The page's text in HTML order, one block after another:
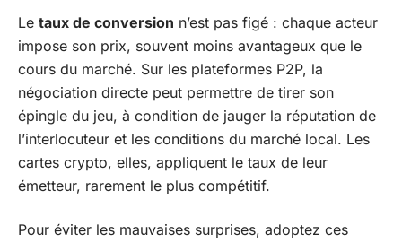
Le taux de conversion n’est pas figé : chaque acteur
impose son prix, souvent moins avantageux que le
cours du marché. Sur les plateformes P2P, la
négociation directe peut permettre de tirer son
épingle du jeu, à condition de jauger la réputation de
l’interlocuteur et les conditions du marché local. Les
cartes crypto, elles, appliquent le taux de leur
émetteur, rarement le plus compétitif.
Pour éviter les mauvaises surprises, adoptez ces